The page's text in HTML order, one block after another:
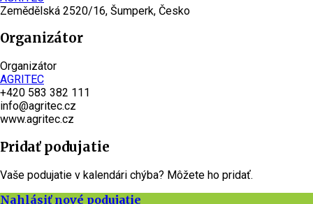
Zemědělská 2520/16, Šumperk, Česko
Organizátor
Organizátor
AGRITEC
+420 583 382 111
info@agritec.cz
www.agritec.cz
Pridať podujatie
Vaše podujatie v kalendári chýba? Môžete ho pridať.
Nahlásiť nové podujatie